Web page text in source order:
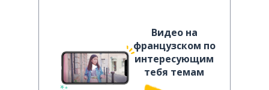
Видео на
французском по
интересующим
тебя темам